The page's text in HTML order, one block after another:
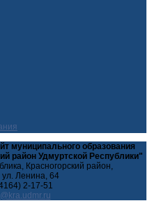
муниципального образования
район Удмуртской Республики"
Красногорский район,
ул. Ленина, 64
2-17-51